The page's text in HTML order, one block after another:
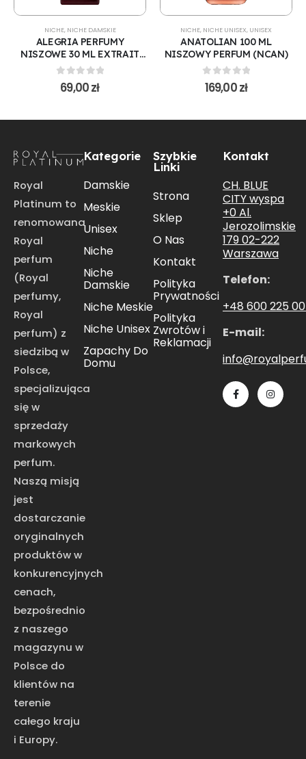
NICHE, NICHE DAMSKIE
ALEGRIA PERFUMY
NISZOWE 30 ML EXTRAIT
DE PARFUM (30NCAL)
0out of 5
69,00zł
NICHE, NICHE UNISEX, UNISEX
ANATOLIAN 100 ML
NISZOWY PERFUM (NCAN)
0out of 5
169,00zł
Royal
Platinum to
renomowana
Royal
perfum
(Royal
perfumy,
Royal
perfum) z
siedzibą w
Polsce,
specjalizująca
się w
sprzedaży
markowych
perfum.
Naszą misją
jest
dostarczanie
oryginalnych
produktów w
konkurencyjnych
cenach,
bezpośrednio
z naszego
magazynu w
Polsce do
klientów na
terenie
całego kraju
i Europy.
Kategorie
Damskie
Meskie
Unisex
Niche
Niche
Damskie
Niche Meskie
Niche Unisex
Zapachy Do
Domu
Szybkie
Linki
Strona
Sklep
O Nas
Kontakt
Polityka
Prywatności
Polityka
Zwrotów i
Reklamacji
Kontakt
CH. BLUE
CITY wyspa
+0 Al.
Jerozolimskie
179 02-222
Warszawa
Telefon:
+48 600 225
E-mail: